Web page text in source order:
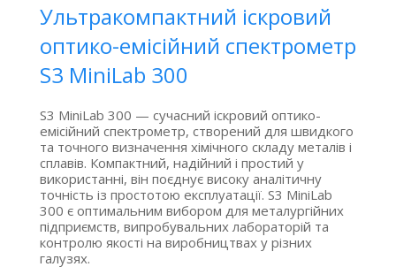
Ультракомпактний іскровий
оптико-емісійний спектрометр
S3 MiniLab 300
S3 MiniLab 300 — сучасний іскровий оптико-
емісійний спектрометр, створений для швидкого
та точного визначення хімічного складу металів і
сплавів. Компактний, надійний і простий у
використанні, він поєднує високу аналітичну
точність із простотою експлуатації. S3 MiniLab
300 є оптимальним вибором для металургійних
підприємств, випробувальних лабораторій та
контролю якості на виробництвах у різних
галузях.